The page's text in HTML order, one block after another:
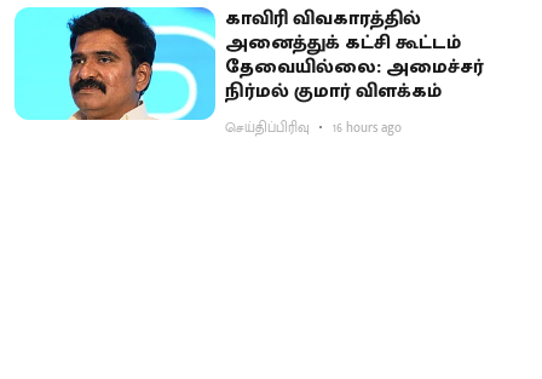
காவிரி விவகாரத்தில்
அனைத்துக் கட்சி கூட்டம்
தேவையில்லை: அமைச்சர்
நிர்மல் குமார் விளக்கம்
செய்திப்பிரிவு 16 hours ago